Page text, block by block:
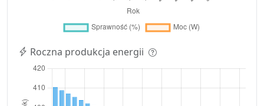
Roczna produkcja energii